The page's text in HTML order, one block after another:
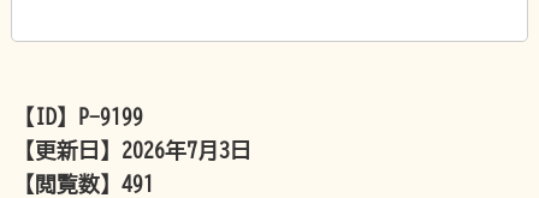
【ID】
P-9199
【更新日】 2026年7月3日
【閲覧数】491